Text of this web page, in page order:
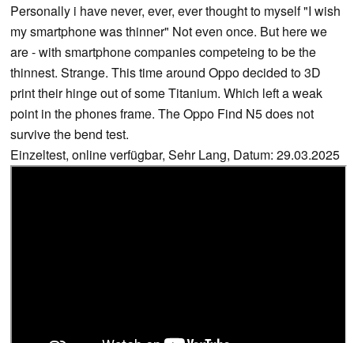
Personally i have never, ever, ever thought to myself "I wish
my smartphone was thinner" Not even once. But here we
are - with smartphone companies competeing to be the
thinnest. Strange. This time around Oppo decided to 3D
print their hinge out of some Titanium. Which left a weak
point in the phones frame. The Oppo Find N5 does not
survive the bend test.
Einzeltest, online verfügbar, Sehr Lang, Datum: 29.03.2025